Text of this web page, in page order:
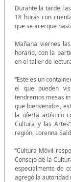
Durante la tarde,
18 horas con
que se acerque
Mañana viernes
horario, con la
en el taller de
“Este es un
el que pueden
tendremos mesas
que bienvenidos,
la oferta artístico
Cultura y las
región, Lorenna
“Cultura Móvil
Consejo de la
especialmente de
agregó la autoridad